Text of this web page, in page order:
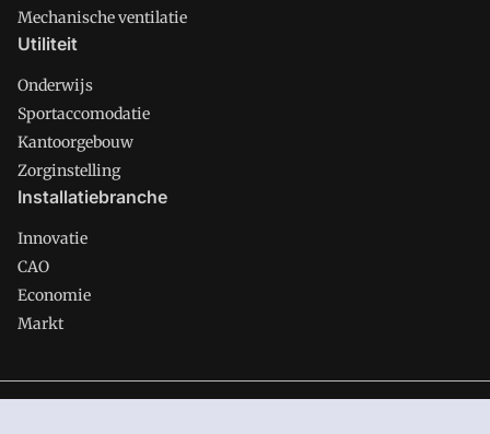
Mechanische ventilatie
Utiliteit
Onderwijs
Sportaccomodatie
Kantoorgebouw
Zorginstelling
Installatiebranche
Innovatie
CAO
Economie
Markt